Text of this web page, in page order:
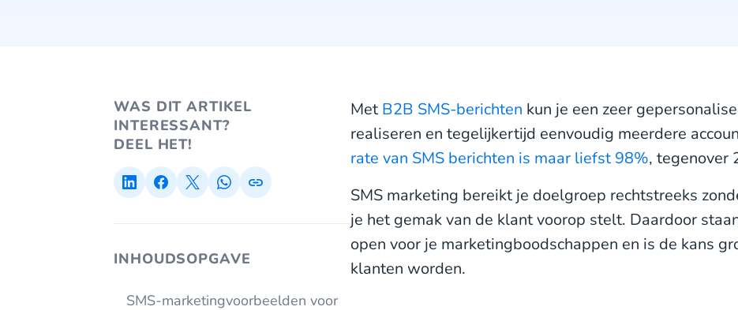
WAS DIT ARTIKEL
INTERESSANT?
DEEL HET!
INHOUDSOPGAVE
SMS-marketingvoorbeelden voor
Met B2B SMS-berichten kun je een zeer
realiseren en tegelijkertijd eenvoudig meerdere
rate van SMS berichten is maar liefst 98%, tegenover
SMS marketing bereikt je doelgroep rechtstreeks
je het gemak van de klant voorop stelt. Daardoor
open voor je marketingboodschappen en is de kans
klanten worden.